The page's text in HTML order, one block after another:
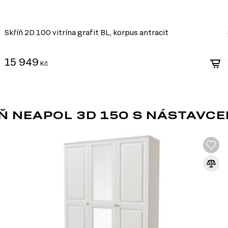
v souladu s
Moderní styl nábytku přináší do vašeho
okouzlí každého návštěvníka. Tento filtr
Minimalistický design. Moderní nábytek se
přispívá k elegantnímu a vzdušnému dojmu.
Skříň 2D 100 vitrína grafit BL, korpus antracit
15 949 Kč
NEAPOL 3D 150 S